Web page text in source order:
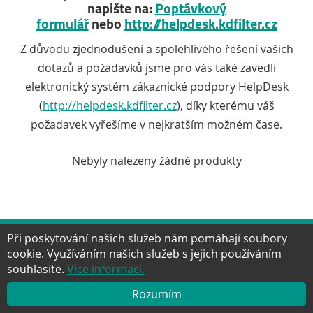
napište na: Poptávkový
formulářnebo http://helpdesk.kdfilter.cz
Z důvodu zjednodušení a spolehlivého řešení vašich
dotazů a požadavků jsme pro vás také zavedli
elektronický systém zákaznické podpory HelpDesk
(http://helpdesk.kdfilter.cz), díky kterému váš
požadavek vyřešíme v nejkratším možném čase.
Nebyly nalezeny žádné produkty
NAHORU Facebook
TwitterGoogle+YouTube
Při poskytování našich služeb nám pomáhají soubory
cookie. Využíváním našich služeb s jejich používáním
souhlasíte. Více informací.
Rozumím